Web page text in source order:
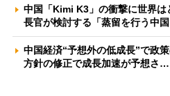
中国「Kimi K3」の衝撃に世界
長官が検討する「蒸留を行う中
中国経済“予想外の低成長”で政
方針の修正で成長加速が予想さ…